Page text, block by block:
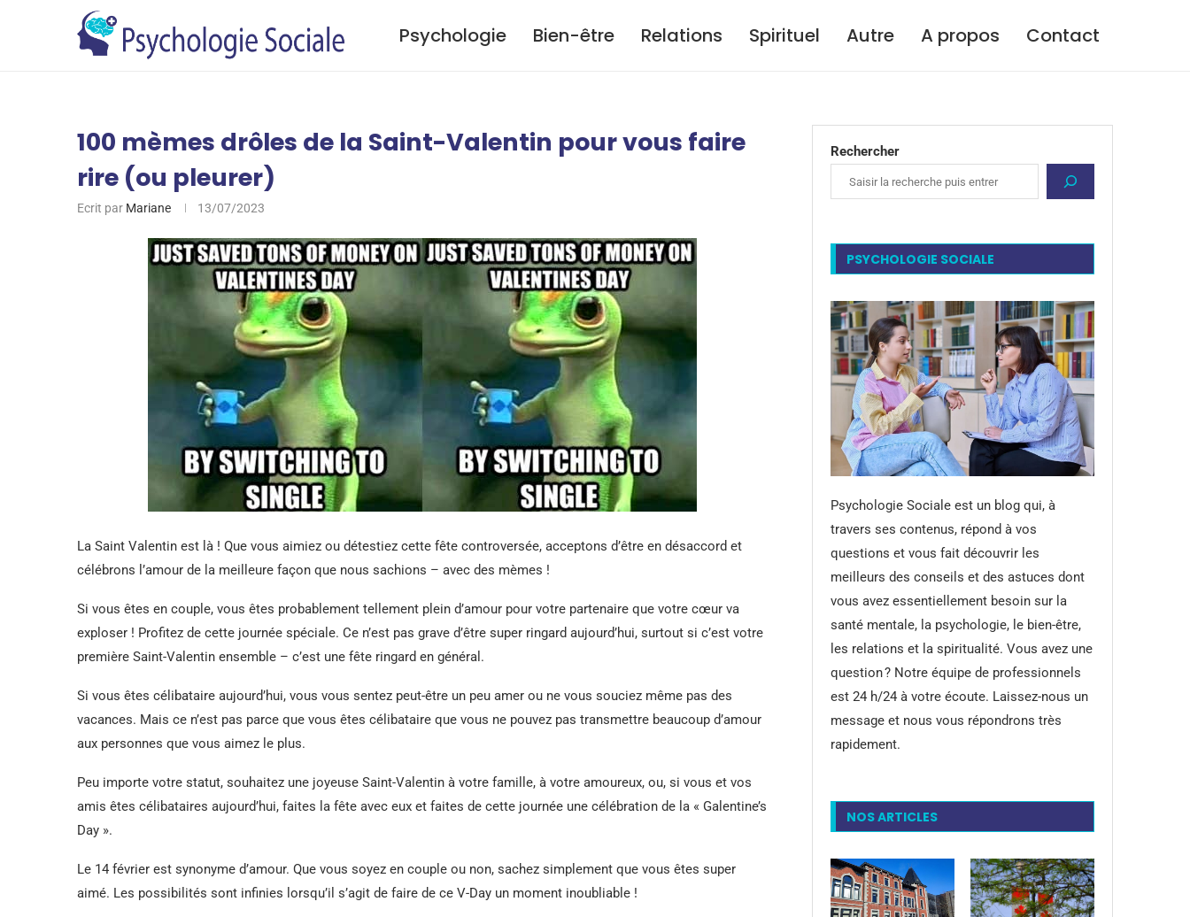
Psychologie Bien-être Relations Spirituel Autre A propos Contact
100 mèmes drôles de la Saint-Valentin pour vous faire
rire (ou pleurer)
Ecrit par Mariane 13/07/2023
La Saint Valentin est là ! Que vous aimiez ou détestiez cette fête controversée, acceptons d’être en désaccord et
célébrons l’amour de la meilleure façon que nous sachions – avec des mèmes !
Si vous êtes en couple, vous êtes probablement tellement plein d’amour pour votre partenaire que votre cœur va
exploser ! Profitez de cette journée spéciale. Ce n’est pas grave d’être super ringard aujourd’hui, surtout si c’est votre
première Saint-Valentin ensemble – c’est une fête ringard en général.
Si vous êtes célibataire aujourd’hui, vous vous sentez peut-être un peu amer ou ne vous souciez même pas des
vacances. Mais ce n’est pas parce que vous êtes célibataire que vous ne pouvez pas transmettre beaucoup d’amour
aux personnes que vous aimez le plus.
Peu importe votre statut, souhaitez une joyeuse Saint-Valentin à votre famille, à votre amoureux, ou, si vous et vos
amis êtes célibataires aujourd’hui, faites la fête avec eux et faites de cette journée une célébration de la « Galentine’s
Day ».
Le 14 février est synonyme d’amour. Que vous soyez en couple ou non, sachez simplement que vous êtes super
aimé. Les possibilités sont infinies lorsqu’il s’agit de faire de ce V-Day un moment inoubliable !
Rechercher
PSYCHOLOGIE SOCIALE
Psychologie Sociale est un blog qui, à
travers ses contenus, répond à vos
questions et vous fait découvrir les
meilleurs des conseils et des astuces dont
vous avez essentiellement besoin sur la
santé mentale, la psychologie, le bien-être,
les relations et la spiritualité. Vous avez une
question ? Notre équipe de professionnels
est 24 h/24 à votre écoute. Laissez-nous un
message et nous vous répondrons très
rapidement.
NOS ARTICLES